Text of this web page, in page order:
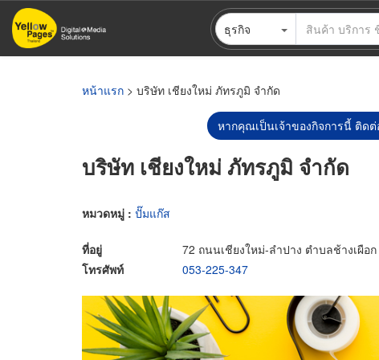
ข้าม
ไป
ธุรกิจ
หน้าแรก > บริษัท เชียงใหม่ ภัทรภูมิ จำกัด
หากคุณเป็นเจ้าของกิจการนี้ ติด
บริษัท เชียงใหม่ ภัทรภูมิ จำกัด
หมวดหมู่ : ปั๊มแก๊ส
ที่อยู่
72 ถนนเชียงใหม่-ลำปาง ตำบลช้างเผือก
โทรศัพท์
053-225-347